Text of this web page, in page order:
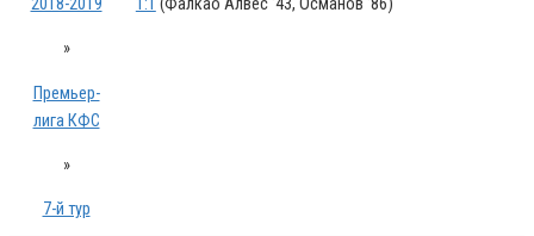
»
Премьер-
лига КФС
»
7-й тур